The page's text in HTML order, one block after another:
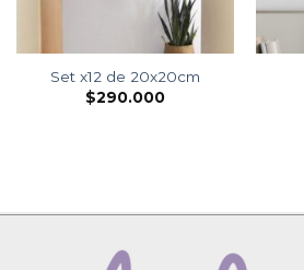
Set x12 de 20x20cm
$290.000